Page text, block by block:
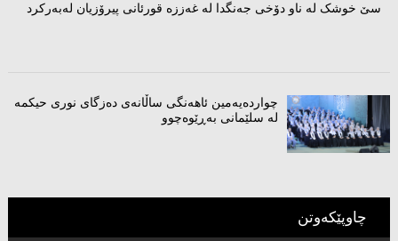
سێ خوشک لە ناو دۆخی جەنگدا لە غەززە قورئانی پیرۆزیان لەبەرکرد
چواردەیەمین ئاهەنگی ساڵانەى دەزگای نوری حیکمە
لە سلێمانی بەڕێوەچوو
چاوپێکەوتن